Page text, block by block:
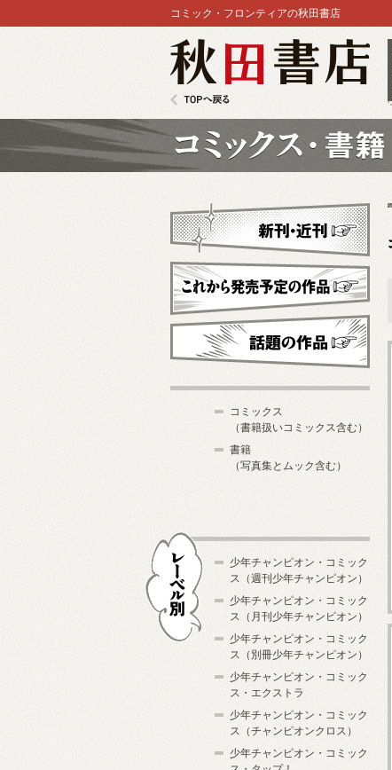
コミック・フロンティアの秋田書店
新刊・近刊
これから発売予定
コミックス
（書籍扱いコミックス含む）
書籍
（写真集とムック含む）
少年チャンピオン・コミック
ス（週刊少年チャンピオン）
少年チャンピオン・コミック
ス（月刊少年チャンピオン）
少年チャンピオン・コミック
ス（別冊少年チャンピオン）
少年チャンピオン・コミック
ス・エクストラ
少年チャンピオン・コミック
ス（チャンピオンクロス）
少年チャンピオン・コミック